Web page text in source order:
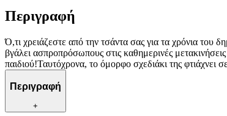
Περιγραφή
Ό,τι χρειάζεστε από την τσάντα σας για τα χρόνια του
βγάλει ασπροπρόσωπους στις καθημερινές
παιδιού!Ταυτόχρονα, το όμορφο σχεδιάκι της φτιάχνει
Περιγραφή
+